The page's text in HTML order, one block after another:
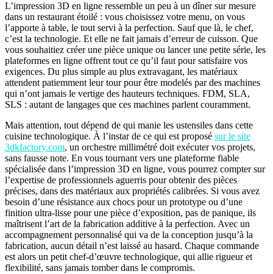
L’impression 3D en ligne ressemble un peu à un dîner sur mesure
dans un restaurant étoilé : vous choisissez votre menu, on vous
l’apporte à table, le tout servi à la perfection. Sauf que là, le chef,
c’est la technologie. Et elle ne fait jamais d’erreur de cuisson. Que
vous souhaitiez créer une pièce unique ou lancer une petite série, les
plateformes en ligne offrent tout ce qu’il faut pour satisfaire vos
exigences. Du plus simple au plus extravagant, les matériaux
attendent patiemment leur tour pour être modelés par des machines
qui n’ont jamais le vertige des hauteurs techniques. FDM, SLA,
SLS : autant de langages que ces machines parlent couramment.
Mais attention, tout dépend de qui manie les ustensiles dans cette
cuisine technologique. À l’instar de ce qui est proposé sur le site
3dkfactory.com, un orchestre millimétré doit exécuter vos projets,
sans fausse note. En vous tournant vers une plateforme fiable
spécialisée dans l’impression 3D en ligne, vous pourrez compter sur
l’expertise de professionnels aguerris pour obtenir des pièces
précises, dans des matériaux aux propriétés calibrées. Si vous avez
besoin d’une résistance aux chocs pour un prototype ou d’une
finition ultra-lisse pour une pièce d’exposition, pas de panique, ils
maîtrisent l’art de la fabrication additive à la perfection. Avec un
accompagnement personnalisé qui va de la conception jusqu’à la
fabrication, aucun détail n’est laissé au hasard. Chaque commande
est alors un petit chef-d’œuvre technologique, qui allie rigueur et
flexibilité, sans jamais tomber dans le compromis.